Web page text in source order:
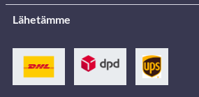
Lähetämme